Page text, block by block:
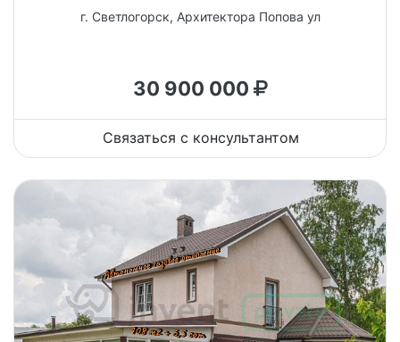
г. Светлогорск, Архитектора Попова ул
30 900 000
Связаться с консультантом